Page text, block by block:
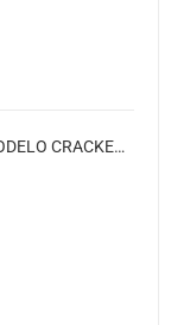
[OP-7035-1CH] APLIQUE DE PARED LED “MODELO CRACKED” ● Color: Silver